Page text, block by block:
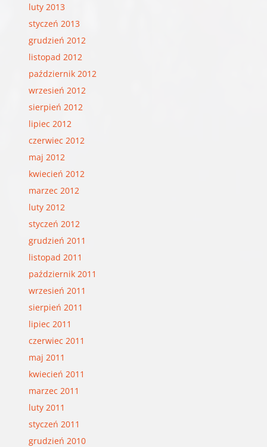
luty 2013
styczeń 2013
grudzień 2012
listopad 2012
październik 2012
wrzesień 2012
sierpień 2012
lipiec 2012
czerwiec 2012
maj 2012
kwiecień 2012
marzec 2012
luty 2012
styczeń 2012
grudzień 2011
listopad 2011
październik 2011
wrzesień 2011
sierpień 2011
lipiec 2011
czerwiec 2011
maj 2011
kwiecień 2011
marzec 2011
luty 2011
styczeń 2011
grudzień 2010